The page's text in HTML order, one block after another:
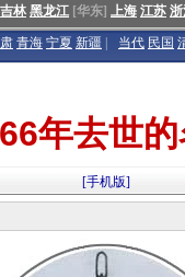
吉林 黑龙江 [华东] 上海 江苏
青海 宁夏 新疆 当代 民国
年去世
[手机版]